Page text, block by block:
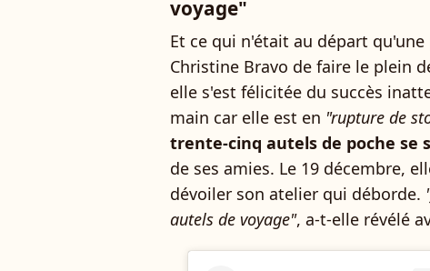
voyage"
Et ce qui n'était au départ
Christine Bravo de faire le plein
elle s'est félicitée du succès
main car elle est en "rupture de
trente-cinq autels de poche se
de ses amies. Le 19 décembre,
dévoiler son atelier qui déborde.
autels de voyage", a-t-elle révélé